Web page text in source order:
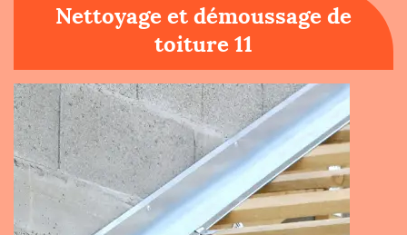
Nettoyage et démoussage de
toiture 11